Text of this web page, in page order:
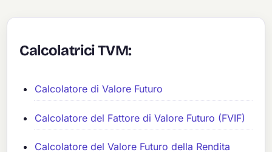
Calcolatrici TVM:
Calcolatore di Valore Futuro
Calcolatore del Fattore di Valore Futuro (FVIF)
Calcolatore del Valore Futuro della Rendita